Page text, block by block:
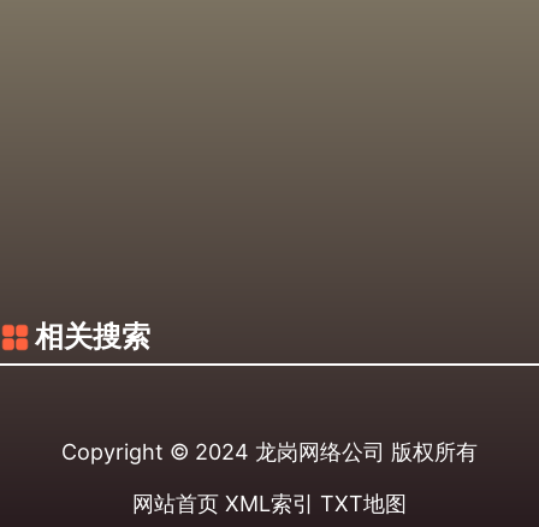
相关搜索
Copyright © 2024 龙岗网络公司 版权所有
网站首页 XML索引 TXT地图